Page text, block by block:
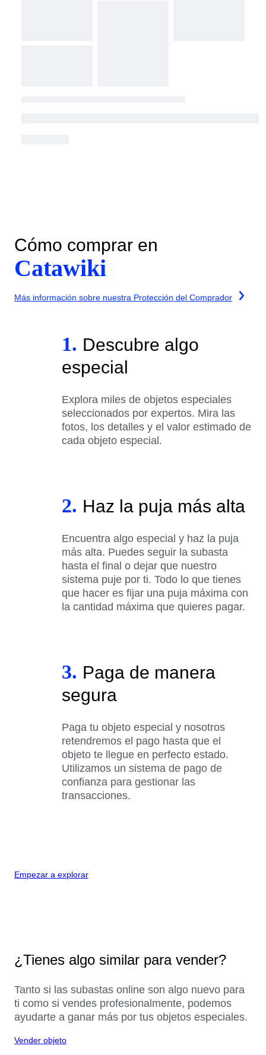
Cómo comprar en
Catawiki
Más información sobre nuestra Protección del Comprador
1. Descubre algo
especial
Explora miles de objetos especiales
seleccionados por expertos. Mira las
fotos, los detalles y el valor estimado de
cada objeto especial.
2. Haz la puja más alta
Encuentra algo especial y haz la puja
más alta. Puedes seguir la subasta
hasta el final o dejar que nuestro
sistema puje por ti. Todo lo que tienes
que hacer es fijar una puja máxima con
la cantidad máxima que quieres pagar.
3. Paga de manera
segura
Paga tu objeto especial y nosotros
retendremos el pago hasta que el
objeto te llegue en perfecto estado.
Utilizamos un sistema de pago de
confianza para gestionar las
transacciones.
Empezar a explorar
¿Tienes algo similar para vender?
Tanto si las subastas online son algo nuevo para
ti como si vendes profesionalmente, podemos
ayudarte a ganar más por tus objetos especiales.
Vender objeto